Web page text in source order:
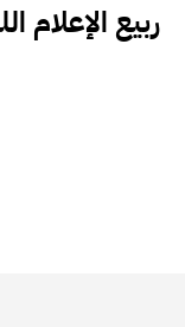
ربيع الإعلام